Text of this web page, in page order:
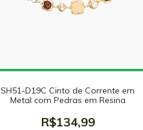
SH51-D19C Cinto de Corrente em
Metal com Pedras em Resina
R$134,99